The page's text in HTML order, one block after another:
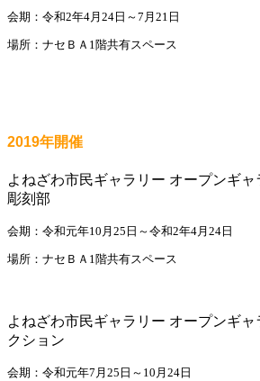
会期：令和2年4月24日～7月21日
場所：ナセＢＡ1階共有スペース
2019年開催
よねざわ市民ギャラリー オープンギ
彫刻部
会期：令和元年10月25日～令和2年4月24日
場所：ナセＢＡ1階共有スペース
よねざわ市民ギャラリー オープンギ
クション
会期：令和元年7月25日～10月24日